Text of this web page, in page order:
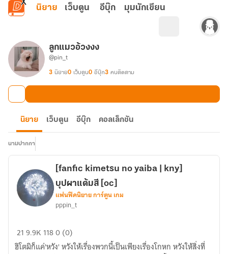
ข้ามไปยังเนื้อหาหลัก
นิยาย เว็บตูน อีบุ๊ก มุมนักเขียน
ลูกแมวอ้วงงง
@pin_t
3 นิยาย0 เว็บตูน0 อีบุ๊ก3 คนติดตาม
นิยาย เว็บตูน อีบุ๊ก คอลเล็กชัน
นามปากกา
[fanfic
kimetsu
[fanfic kimetsu no yaiba | kny]
บุปผาแต้มสี [oc]
แฟนฟิคนิยาย การ์ตูน เกม
pppin_t
219.9K 1180 (0)
ฮิโตมิก็แค่'หวัง' หวังให้เรื่องพวกนี้เป็นเพียงเรื่องโกหก หวังให้สิ่งที่